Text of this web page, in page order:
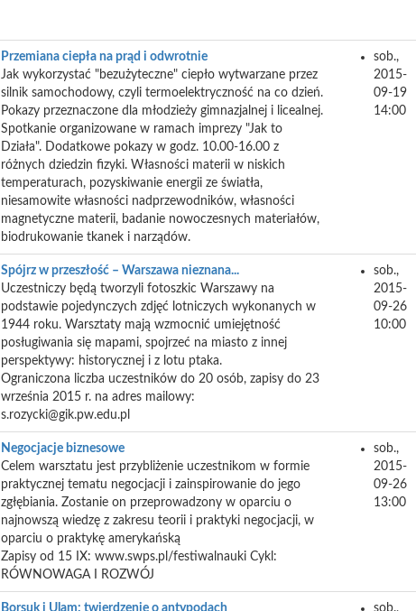
Przemiana ciepła na prąd i odwrotnie
Jak wykorzystać "bezużyteczne" ciepło wytwarzane przez
silnik samochodowy, czyli termoelektryczność na co dzień.
Pokazy przeznaczone dla młodzieży gimnazjalnej i licealnej.
Spotkanie organizowane w ramach imprezy "Jak to
Działa". Dodatkowe pokazy w godz. 10.00-16.00 z
różnych dziedzin fizyki. Własności materii w niskich
temperaturach, pozyskiwanie energii ze światła,
niesamowite własności nadprzewodników, własności
magnetyczne materii, badanie nowoczesnych materiałów,
biodrukowanie tkanek i narządów.
sob.,
2015-
09-19
14:00
Spójrz w przeszłość – Warszawa nieznana...
Uczestniczy będą tworzyli fotoszkic Warszawy na
podstawie pojedynczych zdjęć lotniczych wykonanych w
1944 roku. Warsztaty mają wzmocnić umiejętność
posługiwania się mapami, spojrzeć na miasto z innej
perspektywy: historycznej i z lotu ptaka.
Ograniczona liczba uczestników do 20 osób, zapisy do 23
września 2015 r. na adres mailowy:
s.rozycki@gik.pw.edu.pl
sob.,
2015-
09-26
10:00
Negocjacje biznesowe
Celem warsztatu jest przybliżenie uczestnikom w formie
praktycznej tematu negocjacji i zainspirowanie do jego
zgłębiania. Zostanie on przeprowadzony w oparciu o
najnowszą wiedzę z zakresu teorii i praktyki negocjacji, w
oparciu o praktykę amerykańską
Zapisy od 15 IX: www.swps.pl/festiwalnauki Cykl:
RÓWNOWAGA I ROZWÓJ
sob.,
2015-
09-26
13:00
Borsuk i Ulam: twierdzenie o antypodach
sob.,